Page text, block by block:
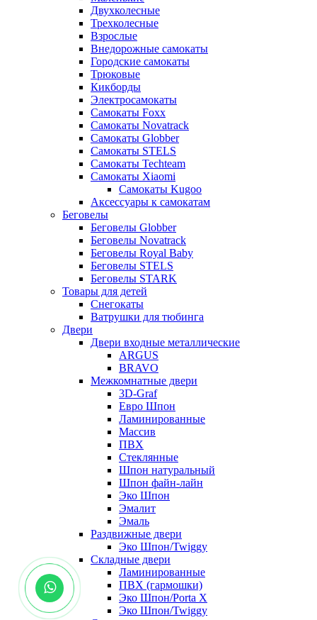
Двухколесные
Трехколесные
Взрослые
Внедорожные самокаты
Городские самокаты
Трюковые
Кикборды
Электросамокаты
Самокаты Foxx
Самокаты Novatrack
Самокаты Globber
Самокаты STELS
Самокаты Techteam
Самокаты Xiaomi
Самокаты Kugoo
Аксессуары к самокатам
Беговелы
Беговелы Globber
Беговелы Novatrack
Беговелы Royal Baby
Беговелы STELS
Беговелы STARK
Товары для детей
Снегокаты
Ватрушки для тюбинга
Двери
Двери входные металлические
ARGUS
BRAVO
Межкомнатные двери
3D-Graf
Евро Шпон
Ламинированные
Массив
ПВХ
Стеклянные
Шпон натуральный
Шпон файн-лайн
Эко Шпон
Эмалит
Эмаль
Раздвижные двери
Эко Шпон/Twiggy
Складные двери
Ламинированные
ПВХ (гармошки)
Эко Шпон/Porta X
Эко Шпон/Twiggy